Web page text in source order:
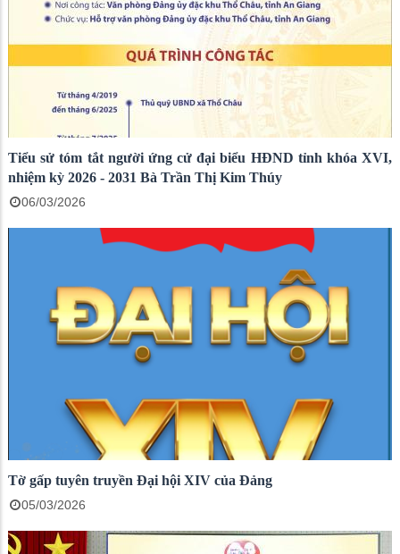
Tiểu sử tóm tắt người ứng cử đại biểu HĐND tỉnh khóa XVI,
nhiệm kỳ 2026 - 2031 Bà Trần Thị Kim Thúy
06/03/2026
Tờ gấp tuyên truyền Đại hội XIV của Đảng
05/03/2026